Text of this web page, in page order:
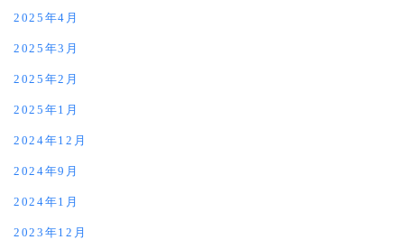
2025年4月
2025年3月
2025年2月
2025年1月
2024年12月
2024年9月
2024年1月
2023年12月